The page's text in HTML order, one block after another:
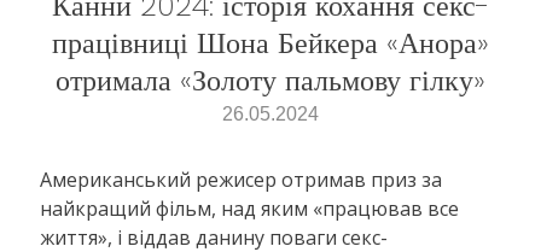
працівниці Шона Бейкера «Анора»
отримала «Золоту пальмову гілку»
26.05.2024
Американський режисер отримав приз за
найкращий фільм, над яким «працював все
життя», і віддав данину поваги секс-